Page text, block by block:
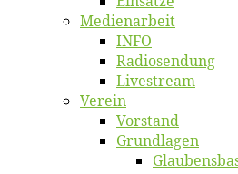
Me­di­en­ar­beit
INFO
Ra­dio­sen­dung
Live­stream
Ver­ein
Vor­stand
Grund­la­gen